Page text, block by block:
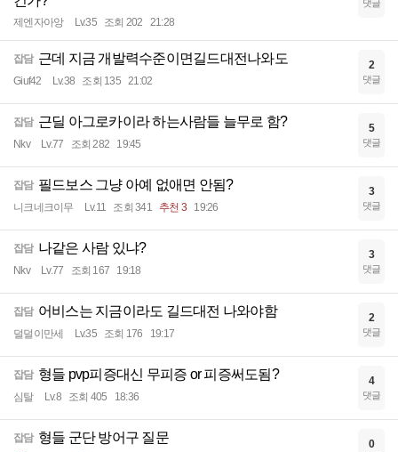
제엔자아앙 Lv.35 조회 202 21:28
댓글
잡담 근데 지금 개발력수준이면길드대전나와도
Giuf42 Lv.38 조회 135 21:02
2
댓글
잡담 근딜 아그로카이라 하는사람들 늘무로 함?
Nkv Lv.77 조회 282 19:45
5
댓글
잡담 필드보스 그냥 아예 없애면 안됨?
니크네크이무 Lv.11 조회 341 추천 3 19:26
3
댓글
잡담 나같은 사람 있냐?
Nkv Lv.77 조회 167 19:18
3
댓글
잡담 어비스는 지금이라도 길드대전 나와야함
덜덜이만세 Lv.35 조회 176 19:17
2
댓글
잡담 형들 pvp피증대신 무피증 or 피증써도됨?
심탈 Lv.8 조회 405 18:36
4
댓글
잡담 형들 군단 방어구 질문 0